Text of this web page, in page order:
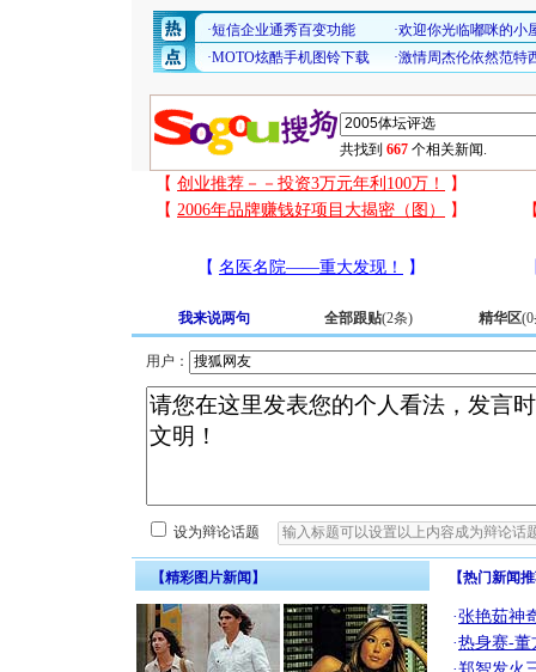
共找到 667 个相关新闻.
我来说两句 全部跟贴(2条) 精华区(0
用户：
设为辩论话题
【精彩图片新闻】 【热门新闻
·张艳茹神
·热身赛-董